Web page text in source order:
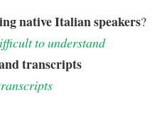
native Italian speakers?
to understand
transcripts